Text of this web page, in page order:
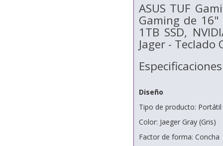
ASUS TUF
Gaming de 16"
1TB SSD,
Jager - Teclado
Especificaciones
Diseño
Tipo de producto: Portátil
Color: Jaeger Gray (Gris)
Factor de forma: Concha